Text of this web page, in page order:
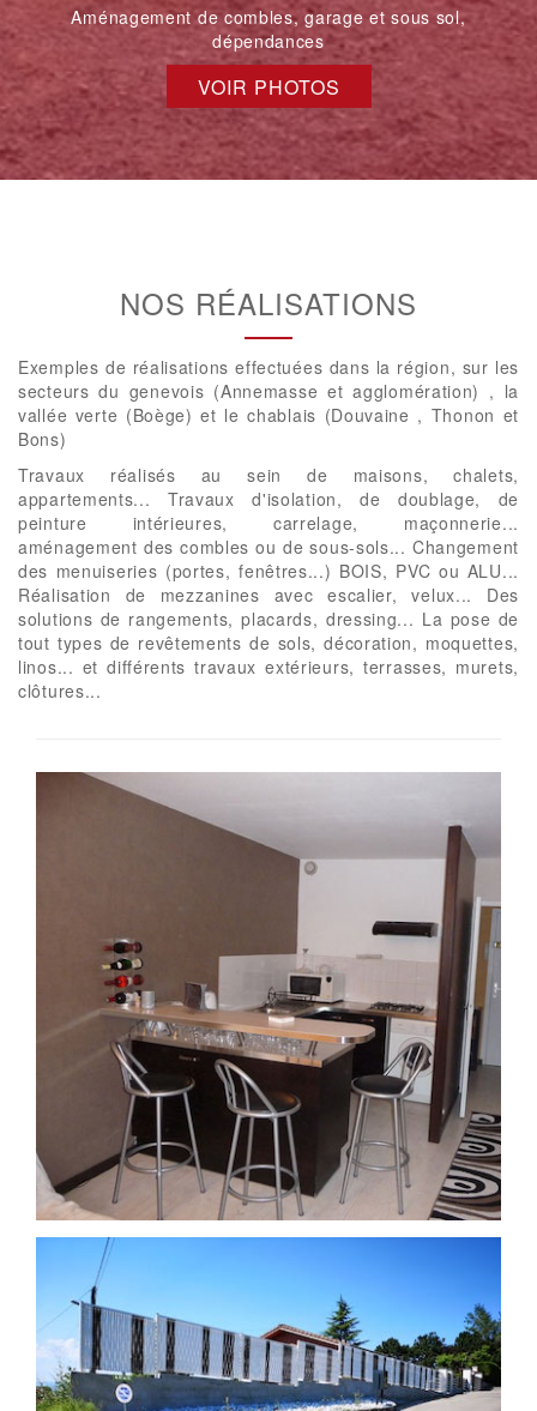
Aménagement de combles, garage et sous sol,
dépendances
VOIR PHOTOS
NOS RÉALISATIONS
Exemples de réalisations effectuées dans la région, sur les
secteurs du genevois (Annemasse et agglomération) , la
vallée verte (Boège) et le chablais (Douvaine , Thonon et
Bons)
Travaux réalisés au sein de maisons, chalets,
appartements... Travaux d'isolation, de doublage, de
peinture intérieures, carrelage, maçonnerie...
aménagement des combles ou de sous-sols... Changement
des menuiseries (portes, fenêtres...) BOIS, PVC ou ALU...
Réalisation de mezzanines avec escalier, velux... Des
solutions de rangements, placards, dressing... La pose de
tout types de revêtements de sols, décoration, moquettes,
linos... et différents travaux extérieurs, terrasses, murets,
clôtures...